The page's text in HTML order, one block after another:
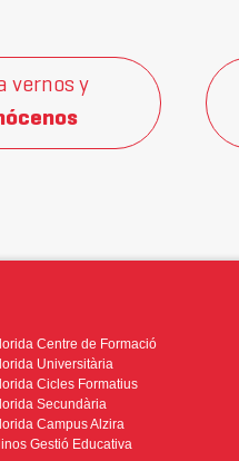
vernos y
Centre de Formació
Universitària
Cicles Formatius
Secundària
Campus Alzira
Gestió Educativa